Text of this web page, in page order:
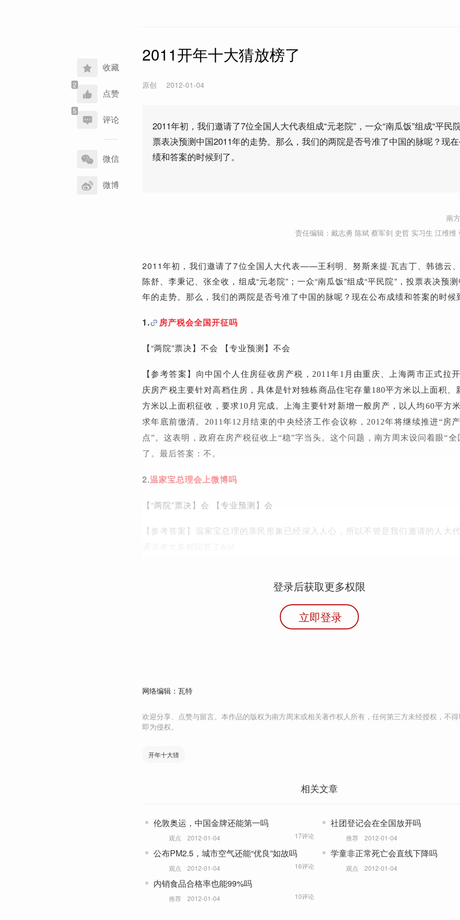
收藏
点赞
评论
享
到
微信
微博
2011开年十大猜放榜了
原创 2012-01-04
2011年初，我们邀请了7位全国人大代表组成“元老院”，一众“南瓜饭”组成“平民
票表决预测中国2011年的走势。那么，我们的两院是否号准了中国的脉呢？现
绩和答案的时候到了。
南
责任编辑：戴志勇 陈斌 蔡军剑 史哲 实习生 江维维
2011年初，我们邀请了7位全国人大代表——王利明、努斯来提·瓦吉丁、韩德云、
陈舒、李秉记、张全收，组成“元老院”；一众“南瓜饭”组成“平民院”，投票表决预
年的走势。那么，我们的两院是否号准了中国的脉呢？现在公布成绩和答案的时候
1 . 房产税会全国开征吗
【“两院”票决】不会 【专业预测】不会
【参考答案】
向中国个人住房征收房产税，2011年1月由重庆、上海两市正式拉
庆房产税主要针对高档住房，具体是针对独栋商品住宅存量180平方米以上面积、
方米以上面积征收，要求10月完成。上海主要针对新增一般房产，以人均60平方
求年底前缴清。2011年12月结束的中央经济工作会议称，2012年将继续推进“房
点”。这表明，政府在房产税征收上“稳”字当头。这个问题，南方周末设问着眼“全
了。最后答案：不。
2.温家宝总理会上微博吗
【“两院”票决】会 【专业预测】会
【参考答案】
温家宝总理的亲民形象已经深入人心，所以不管是我们邀请的人大
登录后获取更多权限
立即登录
网络编辑：瓦特
欢迎分享、点赞与留言。本作品的版权为南方周末或相关著作权人所有，任何第三方未经授权，不
即为侵权。
开年十大猜
相关文章
伦敦奥运，中国金牌还能第一吗
观点 2012-01-04 17评论
社团登记会在全国放开吗
推荐 2012-01-04
公布PM2.5，城市空气还能“优良”如故吗
观点 2012-01-04 16评论
学童非正常死亡会直线下降吗
观点 2012-01-04
内销食品合格率也能99%吗
推荐 2012-01-04 10评论